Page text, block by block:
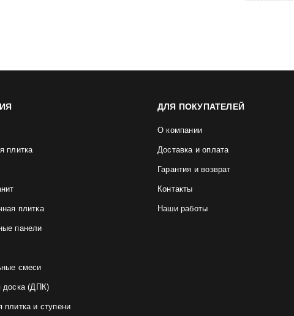
плитка
плитка
панели
смеси
доска (ДПК)
плитка и ступени
ДЛЯ ПОКУПАТЕЛЕЙ
О компании
Доставка и оплата
Гарантия и возврат
Контакты
Наши работы